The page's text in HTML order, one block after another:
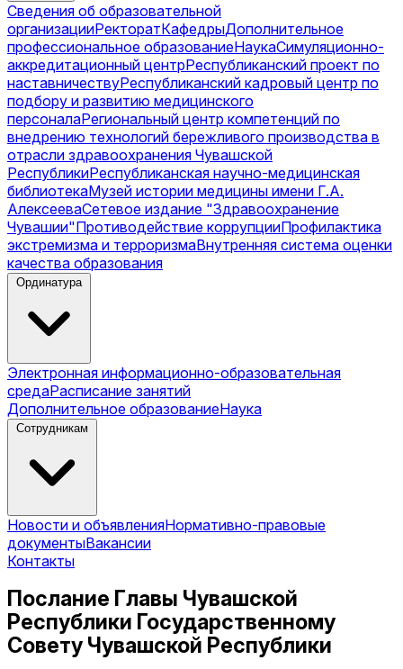
Сведения об образовательной
организацииРекторатКафедрыДополнительное
профессиональное образованиеНаукаСимуляционно-
аккредитационный центрРеспубликанский проект по
наставничествуРеспубликанский кадровый центр по
подбору и развитию медицинского
персоналаРегиональный центр компетенций по
внедрению технологий бережливого производства в
отрасли здравоохранения Чувашской
РеспубликиРеспубликанская научно-медицинская
библиотекаМузей истории медицины имени Г.А.
АлексееваСетевое издание "Здравоохранение
Чувашии"Противодействие коррупцииПрофилактика
экстремизма и терроризмаВнутренняя система оценки
качества образования
Ординатура
Электронная информационно-образовательная
средаРасписание занятий
Дополнительное образованиеНаука
Сотрудникам
Новости и объявленияНормативно-правовые
документыВакансии
Контакты
Послание Главы Чувашской
Республики Государственному
Совету Чувашской Республики